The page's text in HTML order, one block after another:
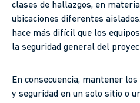
clases de hallazgos, en
ubicaciones diferentes
hace más difícil que los
la seguridad general del
En consecuencia, mantener
y seguridad en un solo sitio o